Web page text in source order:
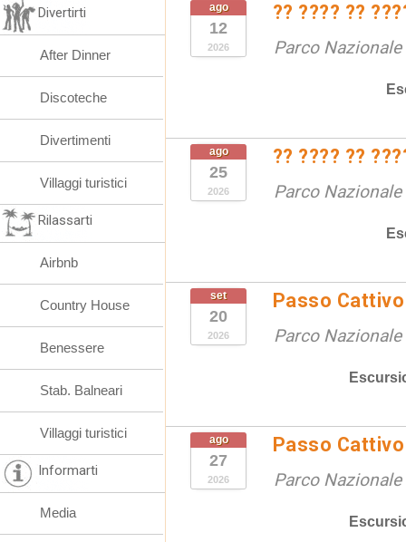
ago
12
2026
?? ???? ??
Parco
ago
25
2026
?? ???? ??
Parco
set
20
2026
Passo
Parco
ago
27
2026
Passo
Parco
Divertirti
After Dinner
Discoteche
Divertimenti
Villaggi turistici
Rilassarti
Airbnb
Country House
Benessere
Stab. Balneari
Villaggi turistici
Informarti
Media